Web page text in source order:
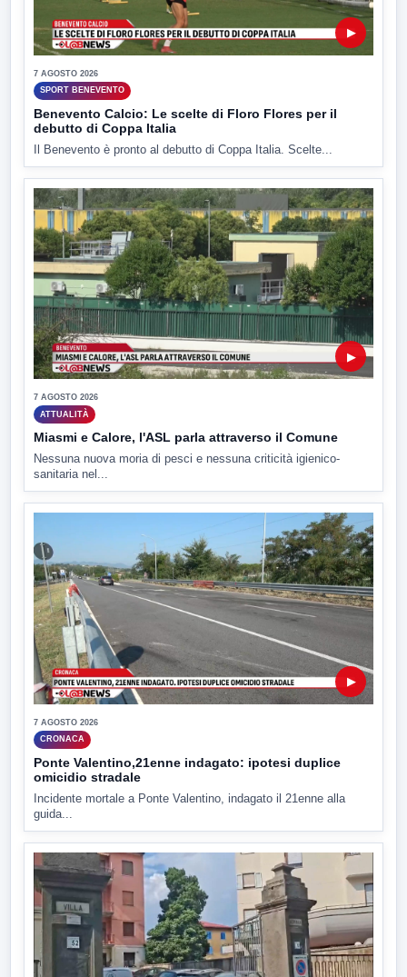
▶
7 AGOSTO 2026
SPORT BENEVENTO
Benevento Calcio: Le scelte di Floro Flores per il
debutto di Coppa Italia
Il Benevento è pronto al debutto di Coppa Italia. Scelte...
▶
7 AGOSTO 2026
ATTUALITÀ
Miasmi e Calore, l'ASL parla attraverso il Comune
Nessuna nuova moria di pesci e nessuna criticità igienico-
sanitaria nel...
▶
7 AGOSTO 2026
CRONACA
Ponte Valentino,21enne indagato: ipotesi duplice
omicidio stradale
Incidente mortale a Ponte Valentino, indagato il 21enne alla
guida...